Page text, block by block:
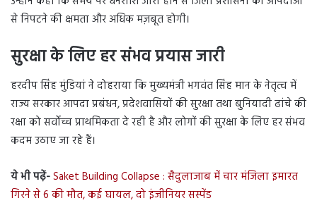
से निपटने की क्षमता और अधिक मज़बूत होगी।
सुरक्षा के लिए हर संभव प्रयास जारी
हरदीप सिंह मुंडियां ने दोहराया कि मुख्यमंत्री भगवंत सिंह मान के नेतृत्व में
राज्य सरकार आपदा प्रबंधन, प्रदेशवासियों की सुरक्षा तथा बुनियादी ढांचे की
रक्षा को सर्वोच्च प्राथमिकता दे रही है और लोगों की सुरक्षा के लिए हर संभव
कदम उठाए जा रहे हैं।
ये भी पढ़ें-Saket Building Collapse : सैदुलाजाब में चार मंजिला इमारत
गिरने से 6 की मौत, कई घायल, दो इंजीनियर सस्पेंड